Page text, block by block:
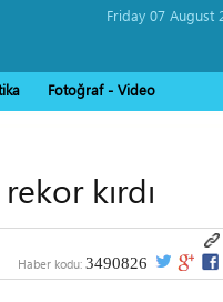
Fotoğraf - Video
kırdı
Haber kodu: 3490826